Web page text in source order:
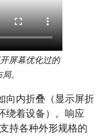
屏幕优化过的
。
向内折叠（显示屏折
绕着设备）。响应
持各种外形规格的